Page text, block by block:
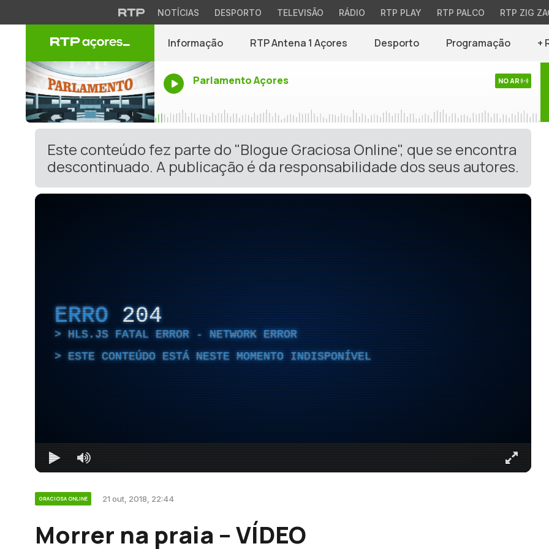
NOTÍCIAS DESPORTO TELEVISÃO RÁDIO RTP PLAY RTP PALCO RTP ZIG
Informação RTP Antena 1 Açores Desporto Programação +
Parlamento Açores NO AR
Este conteúdo fez parte do "Blogue Graciosa Online", que se encontra
descontinuado. A publicação é da responsabilidade dos seus autores.
ERRO 204
HLS.JS FATAL ERROR - NETWORK ERROR
ESTE CONTEÚDO ESTÁ NESTE MOMENTO INDISPONÍVEL
GRACIOSA ONLINE 21 out, 2018, 22:44
Morrer na praia – VÍDEO